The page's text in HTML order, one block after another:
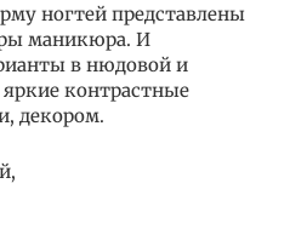
ногтей представлены
маникюра. И
в нюдовой и
контрастные
декором.